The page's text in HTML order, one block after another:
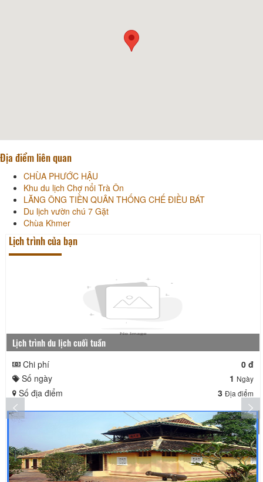
Địa điểm liên quan
CHÙA PHƯỚC HẬU
Khu du lịch Chợ nổi Trà Ôn
LĂNG ÔNG TIỀN QUÂN THỐNG CHẾ ĐIỀU BÁT
Du lịch vườn chú 7 Gặt
Chùa Khmer
Lịch trình của bạn
Lịch trình du lịch cuối tuần
Chi phí
0 đ
Số ngày
1 Ngày
Số địa điểm 3 Địa điểm